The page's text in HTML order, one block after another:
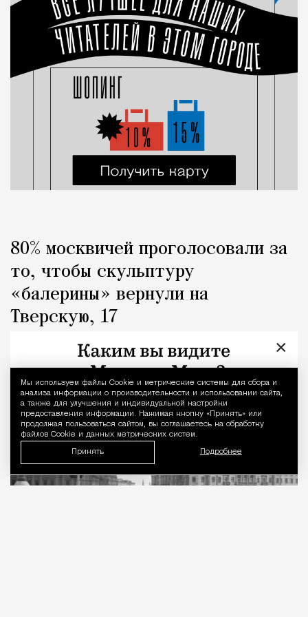
Уведомление
Мы используем файлы Сookie и метрические системы для сбора и
анализа информации о производительности и использовании сайта,
а также для улучшения и индивидуальной настройки
предоставления информации. Нажимая кнопку «Принять» или
продолжая пользоваться сайтом, вы соглашаетесь на обработку
файлов Cookie и данных метрических систем.
Принять Подробнее
80% москвичей проголосовали за
то, чтобы скульптуру
«балерины» вернули на
Тверскую, 17
Кирилл Романов ×